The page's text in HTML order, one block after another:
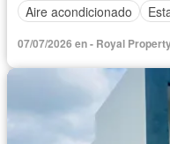
Aire acondicionado
07/07/2026 en - Royal